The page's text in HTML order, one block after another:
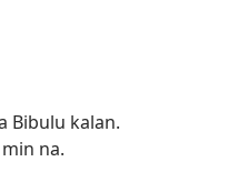
Bibulu kalan.
na.